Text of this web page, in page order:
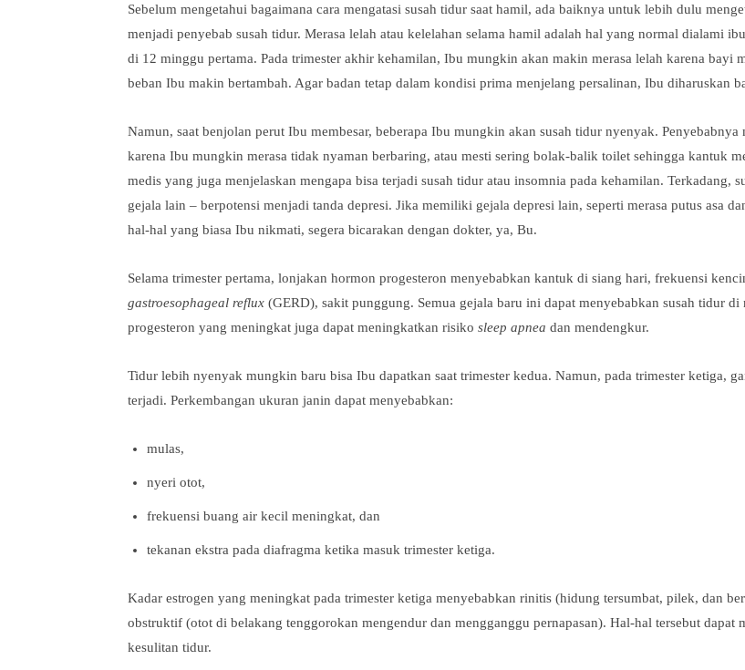
Sebelum mengetahui bagaimana cara mengatasi susah tidur saat hamil, ada baiknya untuk lebih dulu
menjadi penyebab susah tidur. Merasa lelah atau kelelahan selama hamil adalah hal yang normal dialami
di 12 minggu pertama. Pada trimester akhir kehamilan, Ibu mungkin akan makin merasa lelah karena bayi
beban Ibu makin bertambah. Agar badan tetap dalam kondisi prima menjelang persalinan, Ibu diharuskan
Namun, saat benjolan perut Ibu membesar, beberapa Ibu mungkin akan susah tidur nyenyak. Penyebabnya
karena Ibu mungkin merasa tidak nyaman berbaring, atau mesti sering bolak-balik toilet sehingga kantuk
medis yang juga menjelaskan mengapa bisa terjadi susah tidur atau insomnia pada kehamilan. Terkadang,
gejala lain – berpotensi menjadi tanda depresi. Jika memiliki gejala depresi lain, seperti merasa putus asa
hal-hal yang biasa Ibu nikmati, segera bicarakan dengan dokter, ya, Bu.
Selama trimester pertama, lonjakan hormon progesteron menyebabkan kantuk di siang hari, frekuensi
gastroesophageal reflux (GERD), sakit punggung. Semua gejala baru ini dapat menyebabkan susah tidur
progesteron yang meningkat juga dapat meningkatkan risiko sleep apnea dan mendengkur.
Tidur lebih nyenyak mungkin baru bisa Ibu dapatkan saat trimester kedua. Namun, pada trimester ketiga,
terjadi. Perkembangan ukuran janin dapat menyebabkan:
mulas,
nyeri otot,
frekuensi buang air kecil meningkat, dan
tekanan ekstra pada diafragma ketika masuk trimester ketiga.
Kadar estrogen yang meningkat pada trimester ketiga menyebabkan rinitis (hidung tersumbat, pilek, dan
obstruktif (otot di belakang tenggorokan mengendur dan mengganggu pernapasan). Hal-hal tersebut dapat
kesulitan tidur.